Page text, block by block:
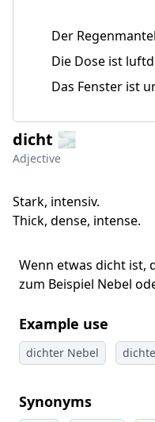
Der
Die Dose ist
Das Fenster ist
dicht 🌫️
Adjective
Stark, intensiv.
Thick, dense, intense.
Wenn etwas dicht ist,
zum Beispiel Nebel
Example use
dichter Nebel
Synonyms